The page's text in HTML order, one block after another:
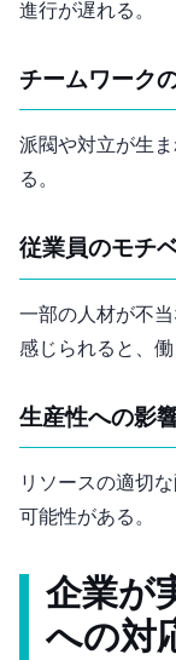
進行が遅れる。
チームワーク
派閥や対立が生
る。
従業員のモチ
一部の人材が不
感じられると、働
生産性への影
リソースの適切
可能性がある。
企業が
への対